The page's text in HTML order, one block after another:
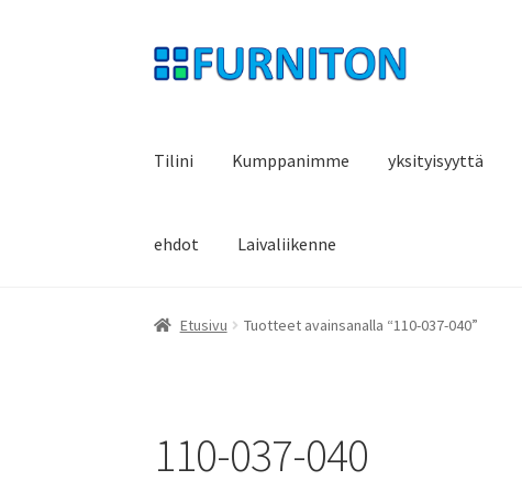
Siirry
navigointiin
Siirry
sisältöön
Tilini Kumppanimme yksityisyyttä
ehdot Laivaliikenne
Etusivu Tuotteet avainsanalla “110-037-040”
110-037-040